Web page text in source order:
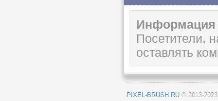
Информация
Посетители,
оставлять
PIXEL-BRUSH.RU © 2013-